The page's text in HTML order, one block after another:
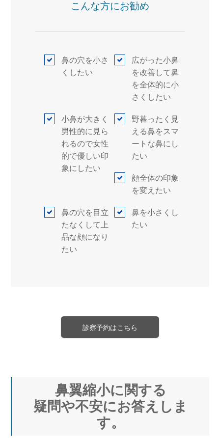
こんな方にお勧め
鼻の穴を小さ
くしたい
広がった小鼻
を改善して鼻
を全体的に小
さくしたい
小鼻が大きく
男性的に見ら
れるので女性
的で優しい印
象にしたい
野暮ったく見
える鼻をスマ
ートな鼻にし
たい
顔全体の印象
を変えたい
鼻の穴を目立
たなくして上
品な顔になり
たい
鼻を小さくし
たい
診察予約はこちら
鼻翼縮小に関する
疑問や不安にお答えしま
す。